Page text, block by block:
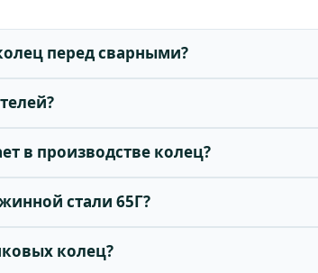
перед сварными?
в производстве колец?
стали 65Г?
колец?